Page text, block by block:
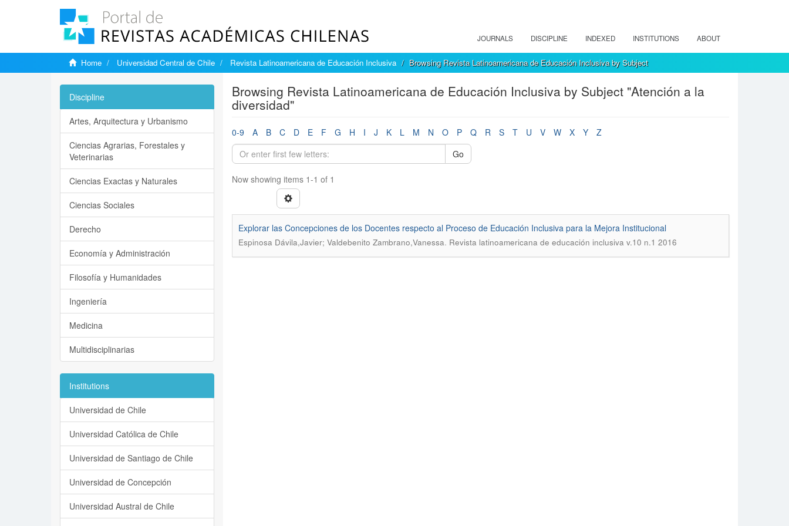
JOURNALS DISCIPLINE INDEXED INSTITUTIONS ABOUT
Home Universidad Central de Chile Revista Latinoamericana de Educación Inclusiva Browsing Revista Latinoamericana de Educación Inclusiva by Subject
Browsing Revista Latinoamericana de Educación Inclusiva by Subject "Atención a la
diversidad"
0-9 A B C D E F G H I J K L M N O P Q R S T U V W X Y
Z
Go
Now showing items 1-1 of 1
Explorar las Concepciones de los Docentes respecto al Proceso de Educación Inclusiva para la Mejora Institucional
Espinosa Dávila,Javier; Valdebenito Zambrano,Vanessa. Revista latinoamericana de educación inclusiva v.10 n.1 2016
Discipline
Artes, Arquitectura y Urbanismo
Ciencias Agrarias, Forestales y
Veterinarias
Ciencias Exactas y Naturales
Ciencias Sociales
Derecho
Economía y Administración
Filosofía y Humanidades
Ingeniería
Medicina
Multidisciplinarias
Institutions
Universidad de Chile
Universidad Católica de Chile
Universidad de Santiago de Chile
Universidad de Concepción
Universidad Austral de Chile